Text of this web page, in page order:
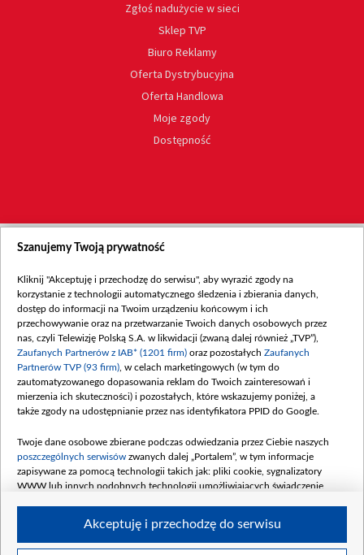
Zgłoś nadużycie w sieci
Sklep TVP
Biuro Reklamy
Oferta Dystrybucyjna
Oferta Handlowa
Moje zgody
Dostępność
Szanujemy Twoją prywatność
Kliknij "Akceptuję i przechodzę do serwisu", aby wyrazić zgody na
korzystanie z technologii automatycznego śledzenia i zbierania danych,
dostęp do informacji na Twoim urządzeniu końcowym i ich
przechowywanie oraz na przetwarzanie Twoich danych osobowych przez
nas, czyli Telewizję Polską S.A. w likwidacji (zwaną dalej również „TVP”),
Zaufanych Partnerów z IAB* (1201 firm) oraz pozostałych Zaufanych
Partnerów TVP (93 firm) , w celach marketingowych (w tym do
zautomatyzowanego dopasowania reklam do Twoich zainteresowań i
mierzenia ich skuteczności) i pozostałych, które wskazujemy poniżej, a
także zgody na udostępnianie przez nas identyfikatora PPID do Google.
Twoje dane osobowe zbierane podczas odwiedzania przez Ciebie naszych
poszczególnych serwisów zwanych dalej „Portalem”, w tym informacje
zapisywane za pomocą technologii takich jak: pliki cookie, sygnalizatory
WWW lub innych podobnych technologii umożliwiających świadczenie
Akceptuję i przechodzę do serwisu